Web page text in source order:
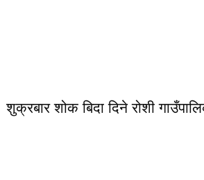
शुक्रबार शोक बिदा दिने रोशी